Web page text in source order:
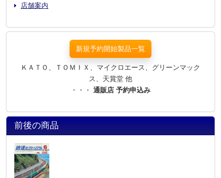
店舗案内
新規予約開始製品一覧
ＫＡＴＯ、ＴＯＭＩＸ、マイクロエース、グリーンマック
ス、天賞堂 他
・・・ 通販店 予約申込み
前後の商品